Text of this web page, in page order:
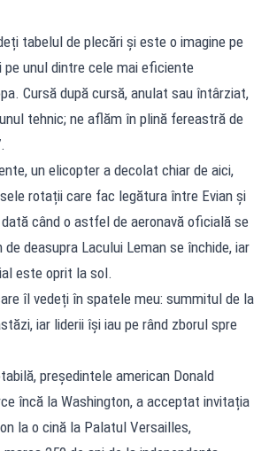
tabelul de plecări și este o imagine pe
unul dintre cele mai eficiente
Cursă după cursă, anulat sau întârziat,
tehnic; ne aflăm în plină fereastră de
un elicopter a decolat chiar de aici,
rotații care fac legătura între Evian și
când o astfel de aeronavă oficială se
de deasupra Lacului Leman se închide, iar
este oprit la sol.
îl vedeți în spatele meu: summitul de la
iar liderii își iau pe rând zborul spre
președintele american Donald
încă la Washington, a acceptat invitația
la o cină la Palatul Versailles,